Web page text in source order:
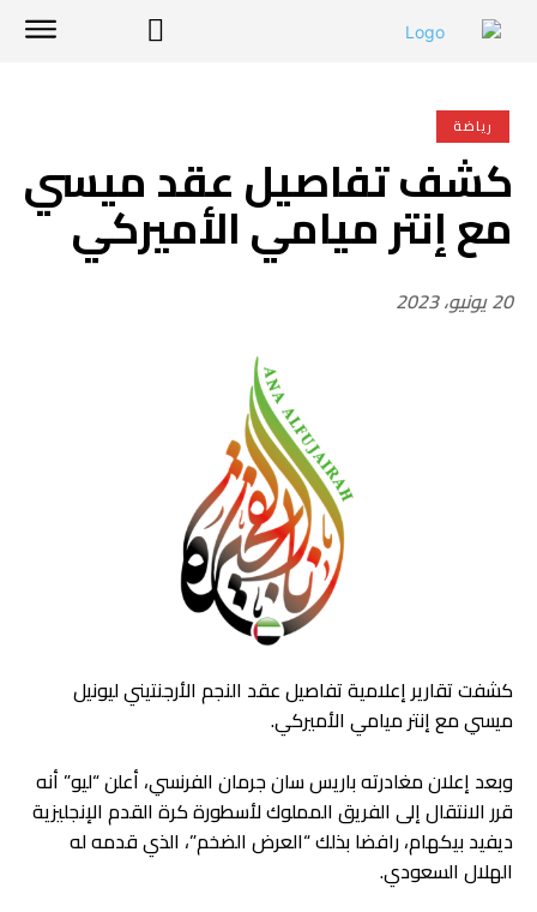
رياضة
كشف تفاصيل عقد ميسي
مع إنتر ميامي الأميركي
20 يونيو، 2023
كشفت تقارير إعلامية تفاصيل عقد النجم الأرجنتيني ليونيل
ميسي مع إنتر ميامي الأميركي.
وبعد إعلان مغادرته باريس سان جرمان الفرنسي، أعلن “ليو” أنه
قرر الانتقال إلى الفريق المملوك لأسطورة كرة القدم الإنجليزية
ديفيد بيكهام، رافضا بذلك “العرض الضخم”، الذي قدمه له
الهلال السعودي.